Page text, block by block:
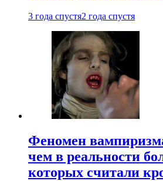
3 года спустя2 года спустя
Феномен
чем в реальности
которых считали